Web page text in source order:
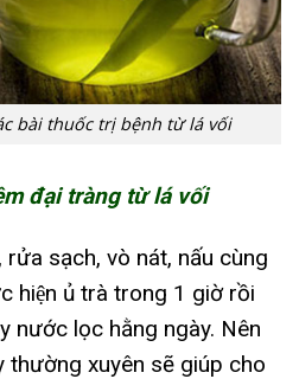
bài thuốc trị bệnh từ lá vối
đại tràng từ lá vối
sạch, vò nát, nấu cùng
hiện ủ trà trong 1 giờ rồi
nước lọc hằng ngày. Nên
thường xuyên sẽ giúp cho